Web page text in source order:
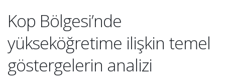
Kop Bölgesi’nde
yükseköğretime ilişkin temel
göstergelerin analizi